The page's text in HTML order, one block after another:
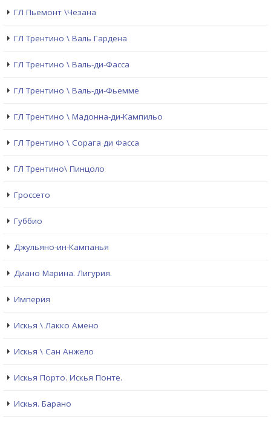
ГЛ Пьемонт \Чезана
ГЛ Трентино \ Валь Гардена
ГЛ Трентино \ Валь-ди-Фасса
ГЛ Трентино \ Валь-ди-Фьемме
ГЛ Трентино \ Мадонна-ди-Кампильо
ГЛ Трентино \ Сорага ди Фасса
ГЛ Трентино\ Пинцоло
Гроссето
Губбио
Джульяно-ин-Кампанья
Диано Марина. Лигурия.
Империя
Искья \ Лакко Амено
Искья \ Сан Анжело
Искья Порто. Искья Понте.
Искья. Барано